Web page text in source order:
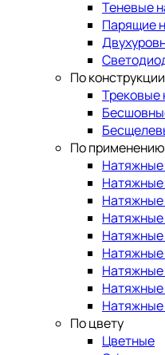
Теневые
Парящие
По конструкции
Трековые
По применению
Натяжные
Натяжные
Натяжные
Натяжные
Натяжные
Натяжные
Натяжные
Натяжные
Натяжные
По цвету
Цветные